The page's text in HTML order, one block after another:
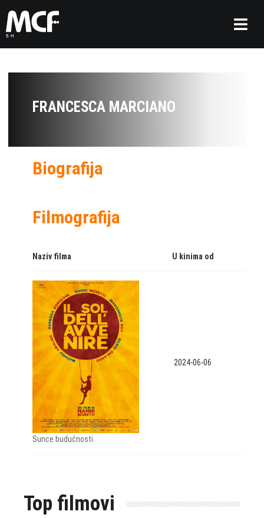
FRANCESCA MARCIANO
Biografija
Filmografija
Naziv filma U kinima od
Sunce budućnosti
2024-06-06
Top filmovi